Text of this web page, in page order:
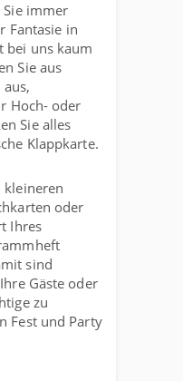
immer
Fantasie in
bei uns kaum
Sie aus
Hoch- oder
Sie alles
Klappkarte.
kleineren
oder
Ihres
sind
Gäste oder
zu
Fest und Party